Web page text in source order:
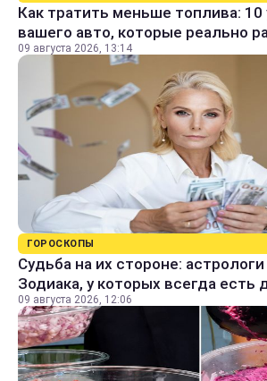
Как тратить меньше топлива: 10
вашего авто, которые реально
09 августа 2026, 13:14
ГОРОСКОПЫ
Судьба на их стороне:
Зодиака, у которых всегда есть
09 августа 2026, 12:06